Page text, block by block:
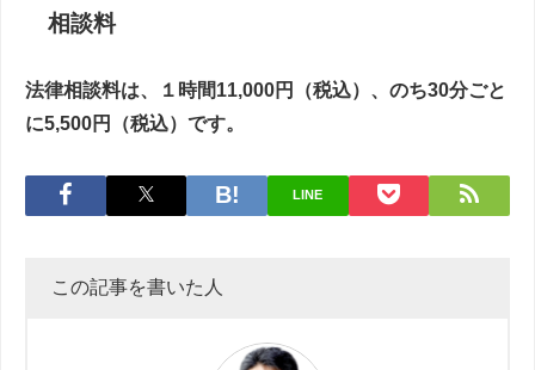
相談料
法律相談料は、１時間11,000円（税込）、のち30分ごと
に5,500円（税込）です。
LINE
この記事を書いた人